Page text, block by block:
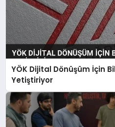
YÖK Dijital Dönüşüm İçin
Yetiştiriyor